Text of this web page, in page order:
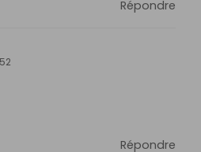
Répondre
Répondre